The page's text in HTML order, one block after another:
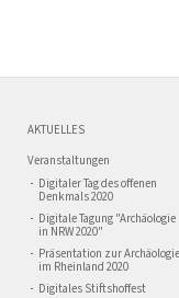
AKTUELLES
Veranstaltungen
Digitaler Tag des offenen
Denkmals 2020
Digitale Tagung "Archäologie
in NRW 2020"
Präsentation zur Archäologie
im Rheinland 2020
Digitales Stiftshoffest